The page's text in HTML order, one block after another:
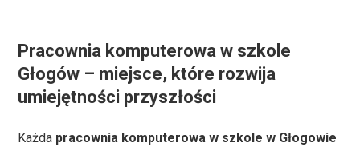
Pracownia komputerowa w szkole
Głogów – miejsce, które rozwija
umiejętności przyszłości
Każda pracownia komputerowa w szkole w Głogowie